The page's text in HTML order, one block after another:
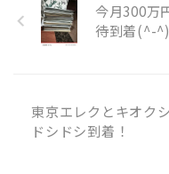
今月300万
待到着(^-^)
東京エレクとキオク
ドシドシ到着！